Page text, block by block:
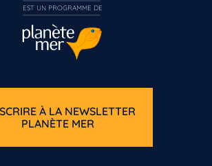
À LA NEWSLETTER
PLANÈTE MER